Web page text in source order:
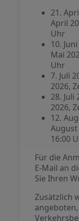
21.
April
Uhr
10.
Mai
Uhr
7. Juli
2026,
28. Juli
2026,
12.
August
16:00
Für die
E-Mail an
Sie Ihren
Zusätzlich